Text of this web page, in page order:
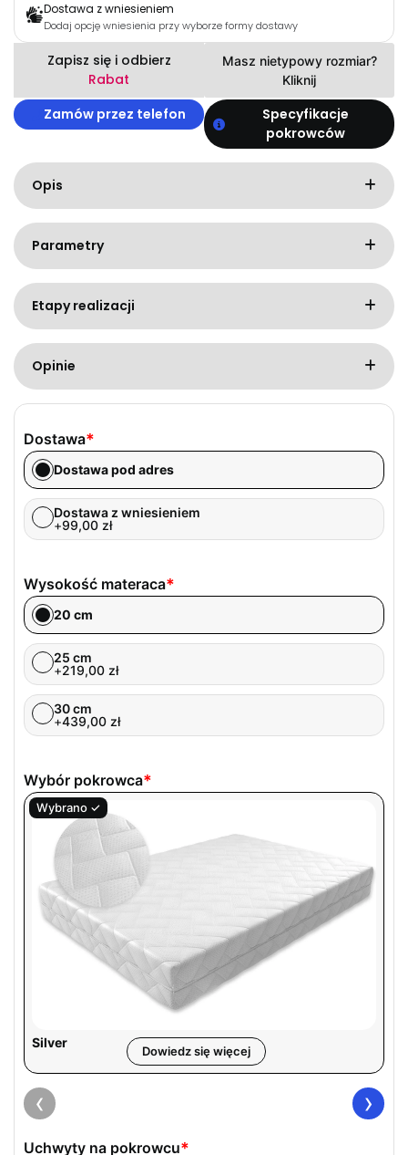
Opis
Parametry
Etapy realizacji
Opinie
*
Dostawa
Dostawa pod adres
Dostawa z wniesieniem
+99,00 zł
*
Wysokość materaca
20 cm
25 cm
+219,00 zł
30 cm
+439,00 zł
*
Wybór pokrowca
Silver
Dowiedz się więcej
‹ ›
*
Uchwyty na pokrowcu
Dostawa z wniesieniem
Dodaj opcję wniesienia przy wyborze formy dostawy
Zapisz się i odbierz
Rabat
Masz nietypowy rozmiar?
Kliknij
Zamów przez telefon
Specyfikacje
pokrowców